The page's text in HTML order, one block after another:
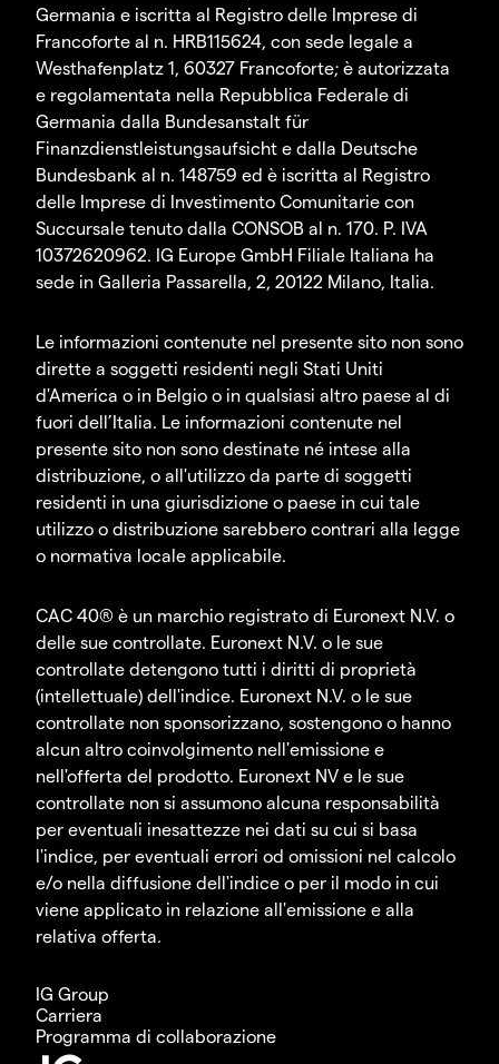
Germania e iscritta al Registro delle Imprese di
Francoforte al n. HRB115624, con sede legale a
Westhafenplatz 1, 60327 Francoforte; è autorizzata
e regolamentata nella Repubblica Federale di
Germania dalla Bundesanstalt für
Finanzdienstleistungsaufsicht e dalla Deutsche
Bundesbank al n. 148759 ed è iscritta al Registro
delle Imprese di Investimento Comunitarie con
Succursale tenuto dalla CONSOB al n. 170. P. IVA
10372620962. IG Europe GmbH Filiale Italiana ha
sede in Galleria Passarella, 2, 20122 Milano, Italia.
Le informazioni contenute nel presente sito non sono
dirette a soggetti residenti negli Stati Uniti
d'America o in Belgio o in qualsiasi altro paese al di
fuori dell’Italia. Le informazioni contenute nel
presente sito non sono destinate né intese alla
distribuzione, o all'utilizzo da parte di soggetti
residenti in una giurisdizione o paese in cui tale
utilizzo o distribuzione sarebbero contrari alla legge
o normativa locale applicabile.
CAC 40® è un marchio registrato di Euronext N.V. o
delle sue controllate. Euronext N.V. o le sue
controllate detengono tutti i diritti di proprietà
(intellettuale) dell'indice. Euronext N.V. o le sue
controllate non sponsorizzano, sostengono o hanno
alcun altro coinvolgimento nell'emissione e
nell'offerta del prodotto. Euronext NV e le sue
controllate non si assumono alcuna responsabilità
per eventuali inesattezze nei dati su cui si basa
l'indice, per eventuali errori od omissioni nel calcolo
e/o nella diffusione dell'indice o per il modo in cui
viene applicato in relazione all'emissione e alla
relativa offerta.
IG Group
Carriera
Programma di collaborazione